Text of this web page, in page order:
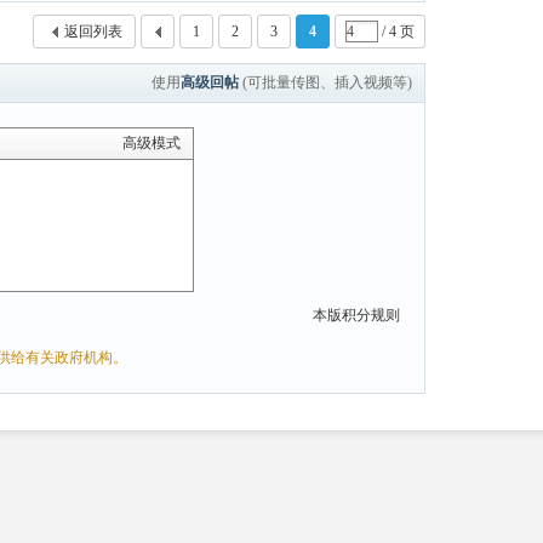
1 2 3 4 / 4 页
返回列表
使用高级回帖 (可批量传图、插入视频等)
高级模式
本版积分规则
有关政府机构。